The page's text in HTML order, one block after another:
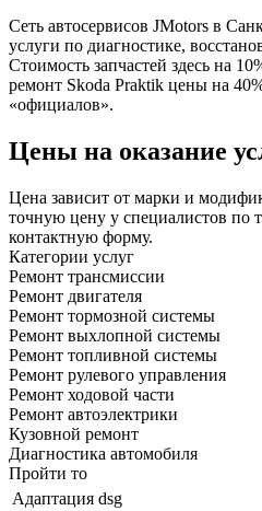
Сеть автосервисов JMotors в
услуги по диагностике,
Стоимость запчастей здесь на
ремонт Skoda Praktik цены на
«официалов».
Цены на оказание
Цена зависит от марки и
точную цену у специалистов по
контактную форму.
Категории услуг
Ремонт трансмиссии
Ремонт двигателя
Ремонт тормозной системы
Ремонт выхлопной системы
Ремонт топливной системы
Ремонт рулевого управления
Ремонт ходовой части
Ремонт автоэлектрики
Кузовной ремонт
Диагностика автомобиля
Пройти то
Адаптация dsg